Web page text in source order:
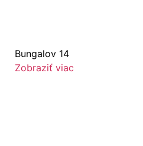
Bungalov 14
Zobraziť viac